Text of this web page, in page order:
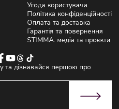
Угода користувача
Політика конфіденційності
Оплата та доставка
Гарантія та повернення
STIMMA: медіа та проєкти
та дізнавайся першою про